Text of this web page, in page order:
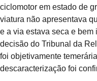
ciclomotor em estado de
viatura não apresentava
e a via estava seca e bem
decisão do Tribunal da
foi objetivamente
descaracterização foi